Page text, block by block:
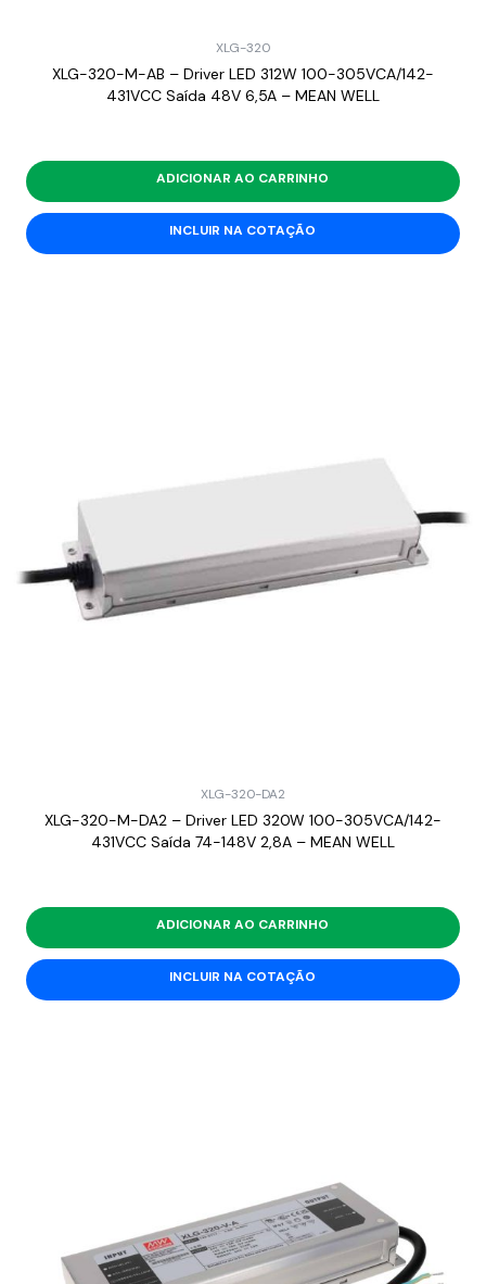
XLG-320
XLG-320-M-AB – Driver LED 312W 100-305VCA/142-
431VCC Saída 48V 6,5A – MEAN WELL
ADICIONAR AO CARRINHO
INCLUIR NA COTAÇÃO
XLG-320-DA2
XLG-320-M-DA2 – Driver LED 320W 100-305VCA/142-
431VCC Saída 74-148V 2,8A – MEAN WELL
ADICIONAR AO CARRINHO
INCLUIR NA COTAÇÃO